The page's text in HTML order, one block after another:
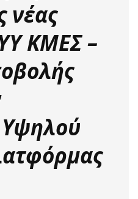
νέας
ΚΜΕΣ –